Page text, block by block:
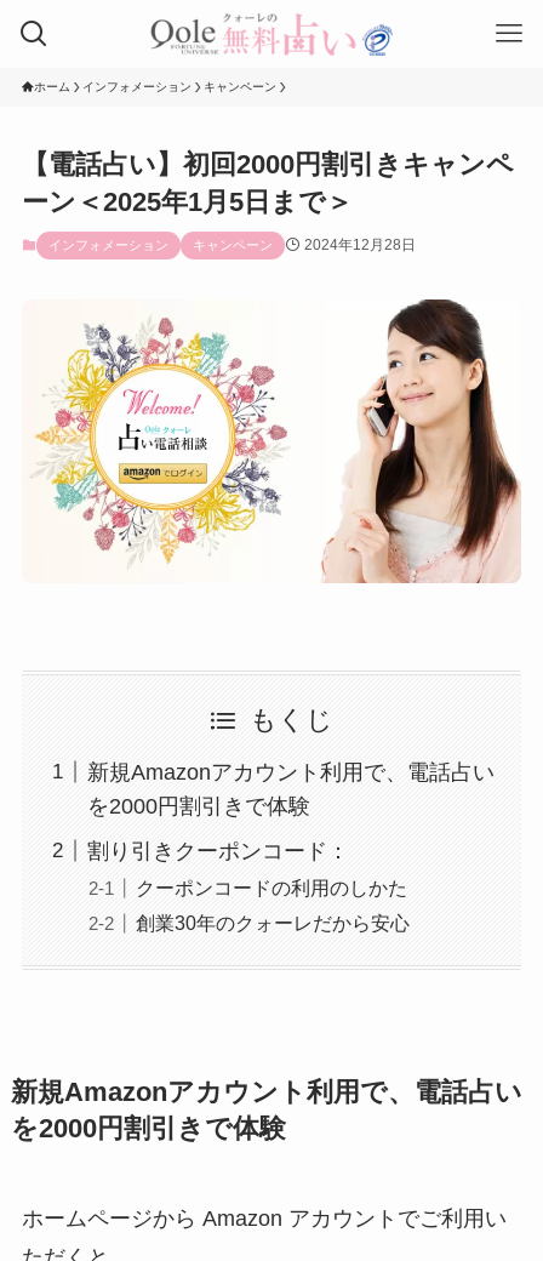
ホーム インフォメーション キャンペーン
【電話占い】初回2000円割引きキャンペ
ーン＜2025年1月5日まで＞
インフォメーション キャンペーン 2024年12月28日
もくじ
新規Amazonアカウント利用で、電話占い
を2000円割引きで体験
割り引きクーポンコード：
クーポンコードの利用のしかた
創業30年のクォーレだから安心
新規Amazonアカウント利用で、電話占い
を2000円割引きで体験
ホームページから Amazon アカウントでご利用い